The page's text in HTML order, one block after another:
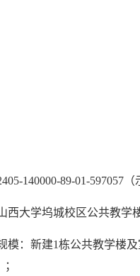
140000-89-01-597057
西大学坞城校区公共教学
模：新建1栋公共教学楼